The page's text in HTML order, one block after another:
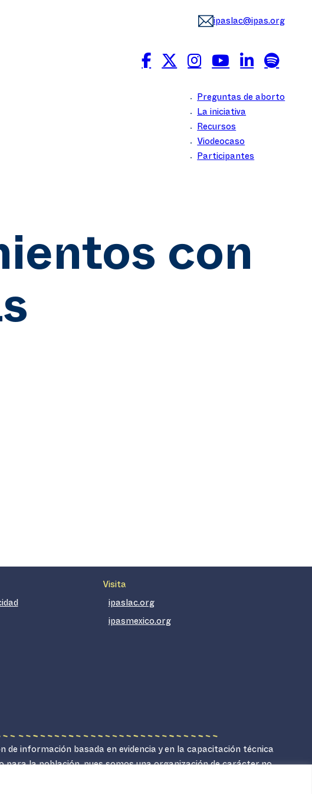
ipaslac@ipas.org
Preguntas de aborto
La iniciativa
Recursos
Viodeocaso
Participantes
con
Visita
ipaslac.org
ipasmexico.org
de información basada en evidencia y en la capacitación técnica
para la población, pues somos una organización de carácter no